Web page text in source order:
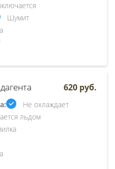
Шумит
Не охлаждает
льдом
620 руб.